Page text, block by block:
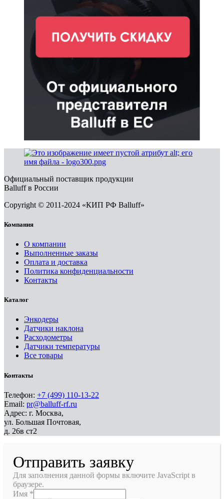
Официальный поставщик продукции
Balluff в России
Copyright © 2011-2024 «КИП РФ Balluff»
Компания
О компании
Выполненные заказы
Оплата и доставка
Политика конфиденциальности
Контакты
Каталог
Энкодеры
Датчики наклона
Расходометры
Датчики температуры
Все товары
Контакты
Телефон: +7 (499) 110-13-22
Email: pr@balluff-rf.ru
Адрес: г. Москва,
ул. Большая Почтовая,
д. 26в ст2
Отправить заявку
Для заполнения данной формы включите JavaScript в
браузере.
Имя *